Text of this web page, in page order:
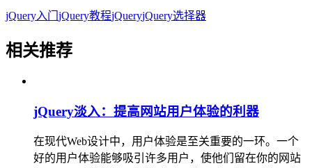
jQuery入门 jQuery教程jQueryjQuery选择器
相关推荐
jQuery淡入：提高网站用户体验的利器
在现代Web设计中，用户体验是至关重要的一环。一个
好的用户体验能够吸引许多用户，使他们留在你的网站